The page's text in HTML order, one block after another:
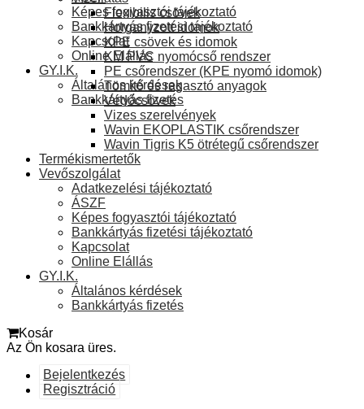
Képes fogyasztói tájékoztató
Bankkártyás fizetési tájékoztató
Kapcsolat
Online Elállás
GY.I.K.
Általános kérdések
Bankkártyás fizetés
Flexibilis csövek
Horganyzott idomok
KPE csövek és idomok
KM PVC nyomócső rendszer
PE csőrendszer (KPE nyomó idomok)
Tömítő és ragasztó anyagok
Védőcsövek
Vizes szerelvények
Wavin EKOPLASTIK csőrendszer
Wavin Tigris K5 ötrétegű csőrendszer
Termékismertetők
Vevőszolgálat
Adatkezelési tájékoztató
ÁSZF
Képes fogyasztói tájékoztató
Bankkártyás fizetési tájékoztató
Kapcsolat
Online Elállás
GY.I.K.
Általános kérdések
Bankkártyás fizetés
Kosár
Az Ön kosara üres.
Bejelentkezés
Regisztráció